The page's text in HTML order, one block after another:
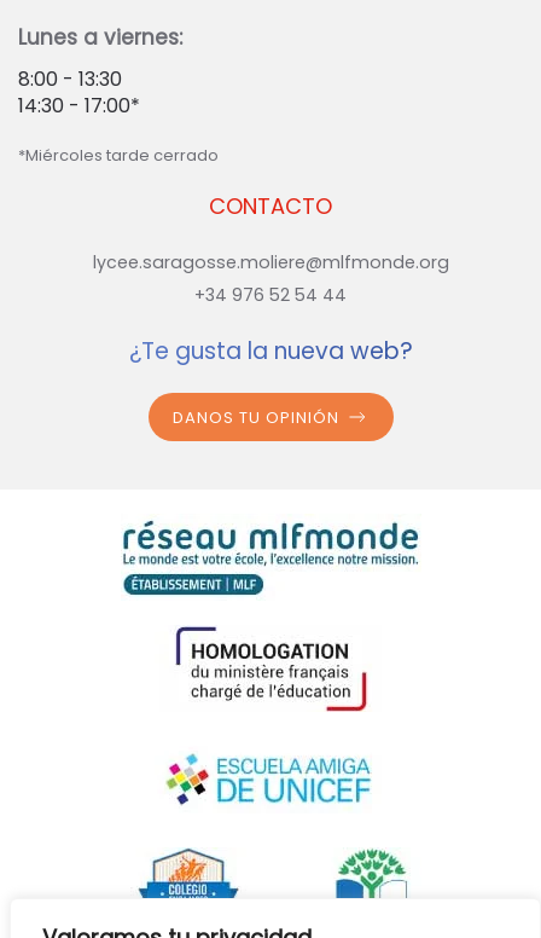
CONTACTO
lycee.saragosse.moliere@mlfmonde.org
+34 976 52 54 44
Lunes a viernes:
8:00 - 13:30
14:30 - 17:00*
*Miércoles tarde cerrado
¿Te gusta la nueva web?
DANOS TU OPINIÓN